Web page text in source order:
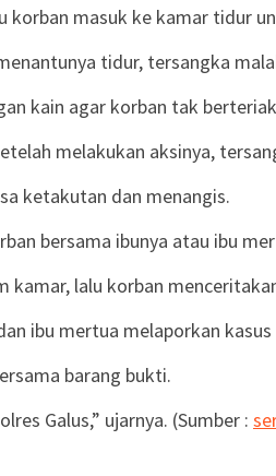
korban masuk ke kamar tidur
tidur, tersangka
kain agar korban tak
melakukan aksinya,
ketakutan dan menangis.
bersama ibunya atau ibu
kamar, lalu korban
ibu mertua melaporkan
barang bukti.
Galus,” ujarnya. (Sumber :